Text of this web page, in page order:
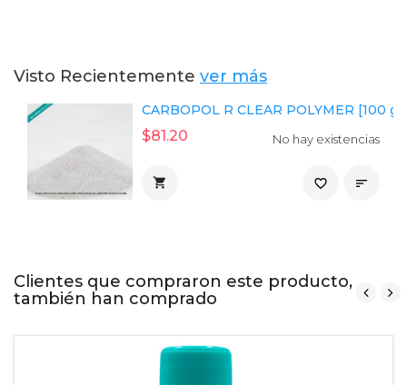
Visto Recientemente ver más
CARBOPOL R CLEAR POLYMER [100 g]
$81.20 No hay existencias
 
favorite_border
Clientes que compraron este producto,
también han comprado